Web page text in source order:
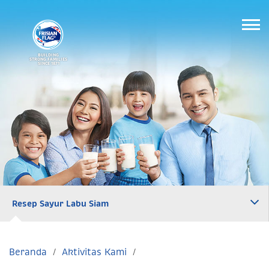
BUILDING
STRONG FAMILIES
SINCE 1871
Resep Sayur Labu Siam
Beranda
Aktivitas Kami